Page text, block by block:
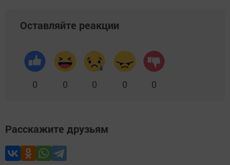
Оставляйте реакции
0 0 0 0 0
Расскажите друзьям